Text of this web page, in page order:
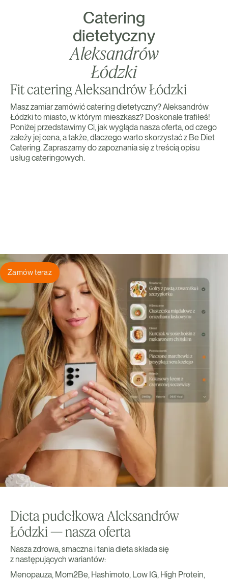
Catering
dietetyczny
Aleksandrów
Łódzki
Fit catering Aleksandrów Łódzki
Masz zamiar zamówić catering dietetyczny? Aleksandrów
Łódzki to miasto, w którym mieszkasz? Doskonale trafiłeś!
Poniżej przedstawimy Ci, jak wygląda nasza oferta, od czego
zależy jej cena, a także, dlaczego warto skorzystać z Be Diet
Catering. Zapraszamy do zapoznania się z treścią opisu
usług cateringowych.
Zamów teraz
Dieta pudełkowa Aleksandrów
Łódzki — nasza oferta
Nasza zdrowa, smaczna i tania dieta składa się
z następujących wariantów:
Menopauza, Mom2Be, Hashimoto, Low IG, High Protein,